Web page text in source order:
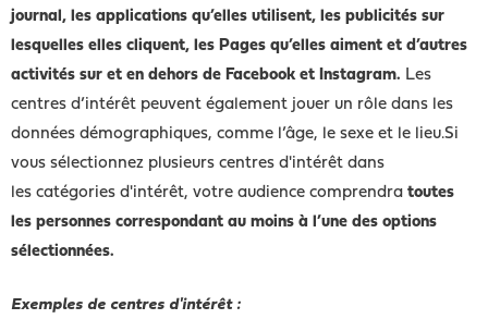
journal, les applications qu’elles utilisent, les publicités sur
lesquelles elles cliquent, les Pages qu’elles aiment et d’autres
activités sur et en dehors de Facebook et Instagram. Les
centres d’intérêt peuvent également jouer un rôle dans les
données démographiques, comme l’âge, le sexe et le lieu.Si
vous sélectionnez plusieurs centres d'intérêt dans
les catégories d'intérêt, votre audience comprendra toutes
les personnes correspondant au moins à l’une des options
sélectionnées.
Exemples de centres d'intérêt :